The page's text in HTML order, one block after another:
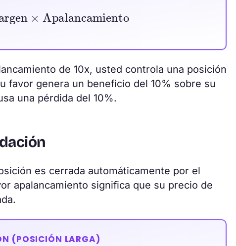
× Apalancamiento
de 10x, usted controla una posición
favor genera un beneficio del 10% sobre su
una pérdida del 10%.
es cerrada automáticamente por el
apalancamiento significa que su precio de
(POSICIÓN LARGA)